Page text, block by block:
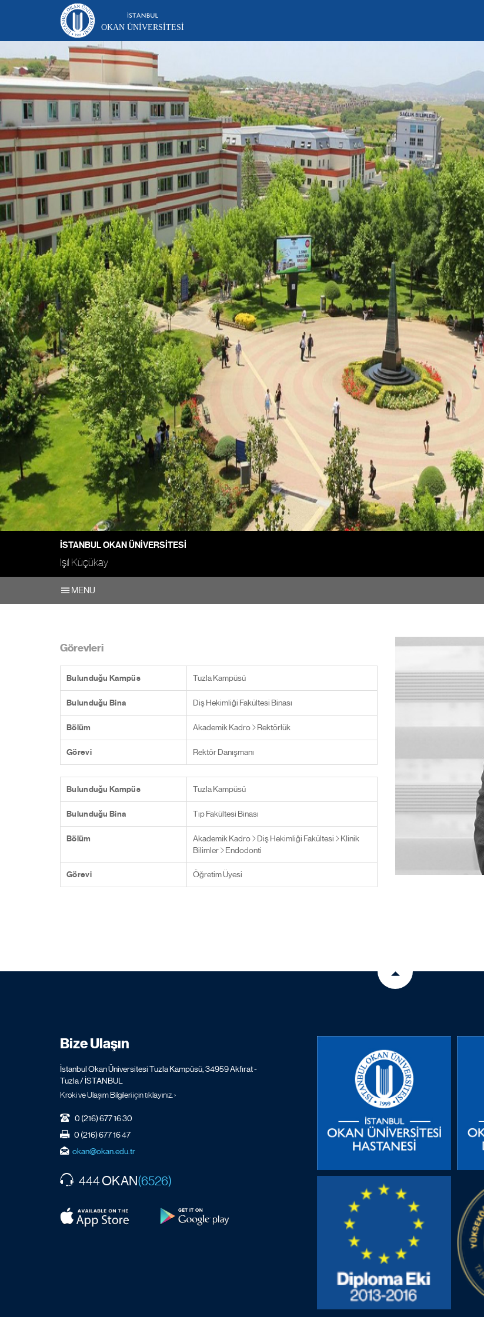
OKAN ÜNIVERSITESI
İSTANBUL OKAN ÜNIVERSITESI
Işıl Küçükay
MENU
Görevleri
Bulunduğu Kampüs Tuzla Kampüsü
Bulunduğu Bina Diş Hekimliği Fakültesi Binası
Bölüm Akademik Kadro Rektörlük
Görevi Rektör Danışmanı
Bulunduğu Kampüs Tuzla Kampüsü
Bulunduğu Bina Tıp Fakültesi Binası
Bölüm Akademik Kadro Diş Hekimliği Fakültesi
Klinik
Bilimler
Endodonti
Görevi Öğretim Üyesi
Bize Ulaşın
İstanbul Okan Üniversitesi Tuzla Kampüsü, 34959 Akfırat -
Tuzla / İSTANBUL
Kroki ve Ulaşım Bilgileri için tıklayınız. ›
0 (216) 677 16 30
0 (216) 677 16 47
okan@okan.edu.tr
444OKAN(6526)